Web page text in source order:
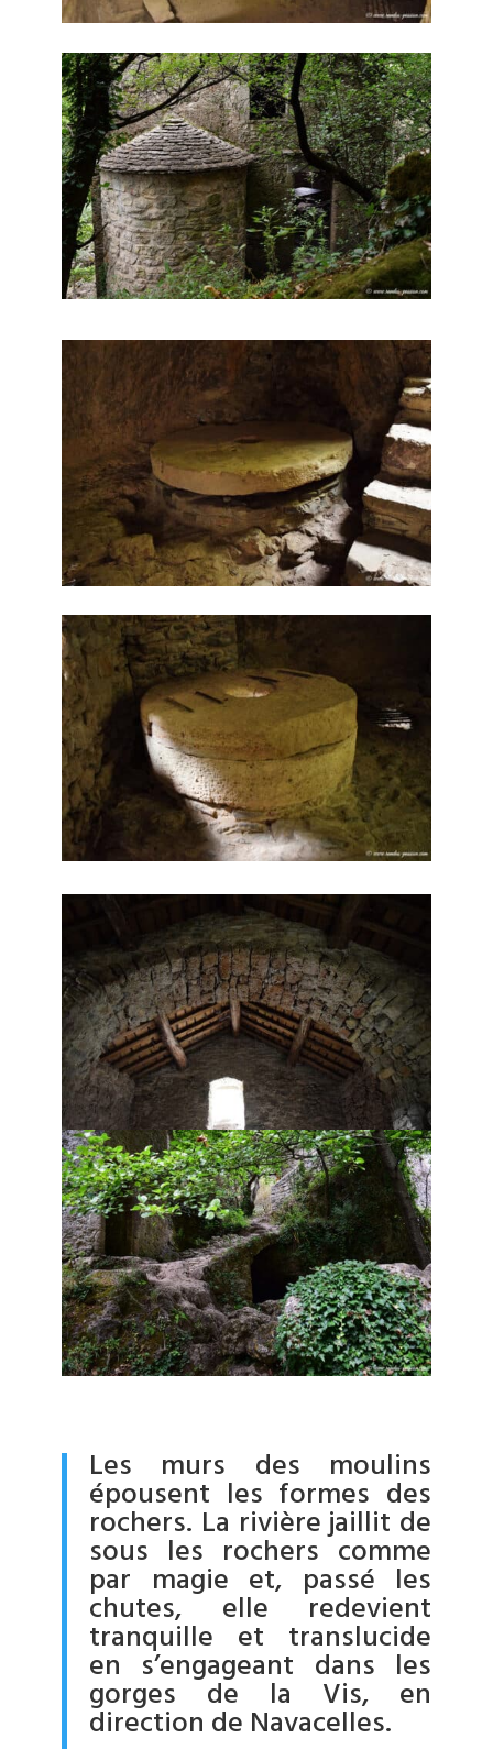
Les murs des moulins
épousent les formes des
rochers. La rivière jaillit de
sous les rochers comme
par magie et, passé les
chutes, elle redevient
tranquille et translucide
en s’engageant dans les
gorges de la Vis, en
direction de Navacelles.